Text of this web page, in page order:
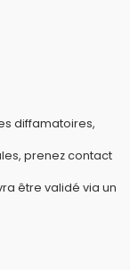
diffamatoires,
prenez contact
être validé via un